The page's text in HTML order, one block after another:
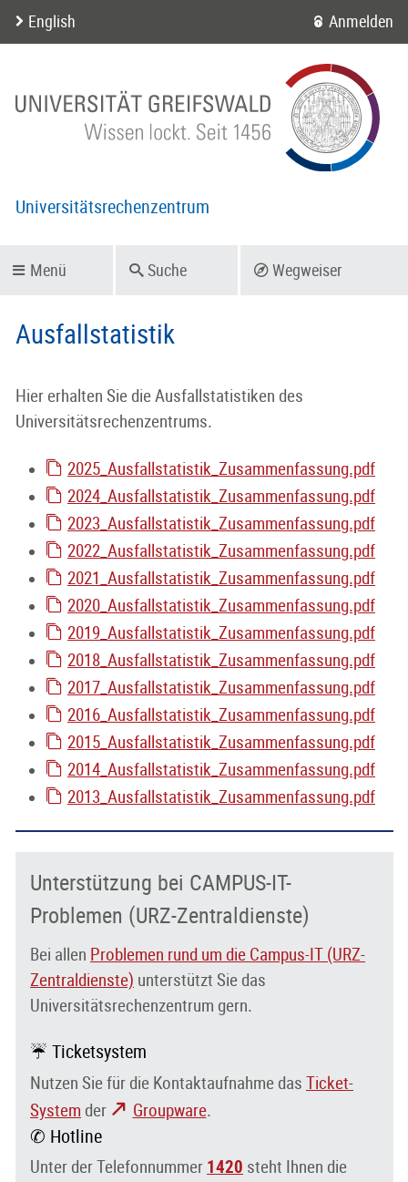
English Anmelden
Universitätsrechenzentrum
Menü Suche Wegweiser
Ausfallstatistik
Hier erhalten Sie die Ausfallstatistiken des
Universitätsrechenzentrums.
2025_Ausfallstatistik_Zusammenfassung.pdf
2024_Ausfallstatistik_Zusammenfassung.pdf
2023_Ausfallstatistik_Zusammenfassung.pdf
2022_Ausfallstatistik_Zusammenfassung.pdf
2021_Ausfallstatistik_Zusammenfassung.pdf
2020_Ausfallstatistik_Zusammenfassung.pdf
2019_Ausfallstatistik_Zusammenfassung.pdf
2018_Ausfallstatistik_Zusammenfassung.pdf
2017_Ausfallstatistik_Zusammenfassung.pdf
2016_Ausfallstatistik_Zusammenfassung.pdf
2015_Ausfallstatistik_Zusammenfassung.pdf
2014_Ausfallstatistik_Zusammenfassung.pdf
2013_Ausfallstatistik_Zusammenfassung.pdf
Unterstützung bei CAMPUS-IT-
Problemen (URZ-Zentraldienste)
Bei allen Problemen rund um die Campus-IT (URZ-
Zentraldienste) unterstützt Sie das
Universitätsrechenzentrum gern.
☔ Ticketsystem
Nutzen Sie für die Kontaktaufnahme das Ticket-
System der Groupware.
✆ Hotline
Unter der Telefonnummer 1420 steht Ihnen die